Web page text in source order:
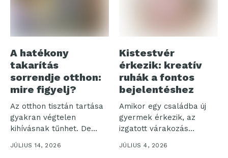
A hatékony
takarítás
sorrendje otthon:
mire figyelj?
Az otthon tisztán tartása
gyakran végtelen
kihívásnak tűnhet. De
vajon miért olyan...
JÚLIUS 14, 2026
Kistestvér
érkezik: kreatív
ruhák a fontos
bejelentéshez
Amikor egy családba új
gyermek érkezik, az
izgatott várakozás
időszaka veszi kezdetét....
JÚLIUS 4, 2026